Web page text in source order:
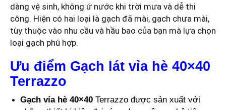
dàng vệ sinh, không ứ nước khi trời mưa và dễ thi
công. Hiện có hai loại là gạch đã mài, gạch chưa mài,
tùy thuộc vào nhu cầu và hầu bao của bạn mà lựa chọn
loại gạch phù hợp.
Ưu điểm Gạch lát vỉa hè 40×40
Terrazzo
Gạch vỉa hè 40×40 Terrazzo được sản xuất với